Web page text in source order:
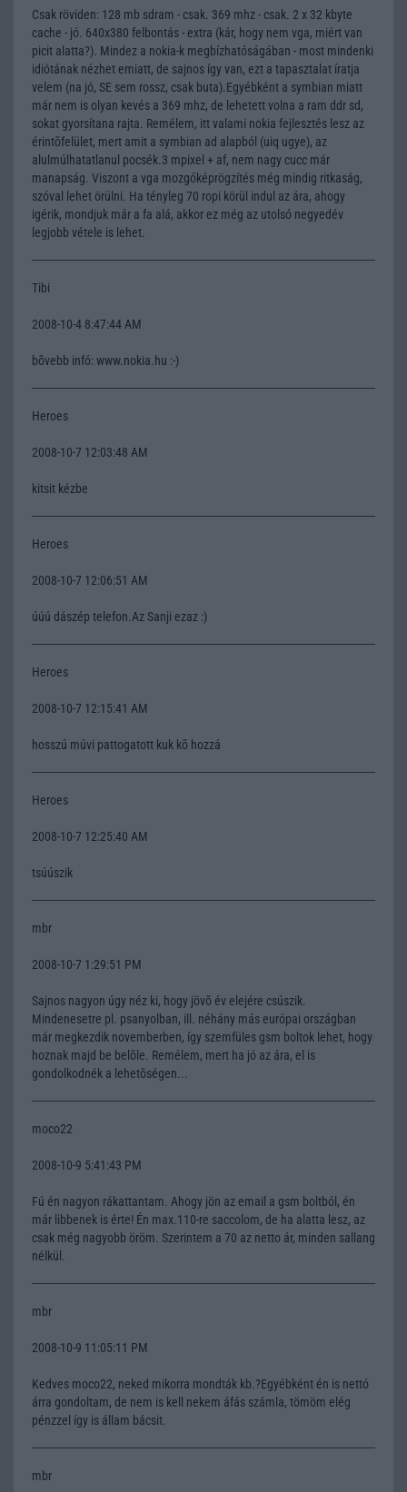
Csak röviden: 128 mb sdram - csak. 369 mhz - csak. 2 x 32 kbyte
cache - jó. 640x380 felbontás - extra (kár, hogy nem vga, miért van
picit alatta?). Mindez a nokia-k megbízhatóságában - most mindenki
idiótának nézhet emiatt, de sajnos így van, ezt a tapasztalat íratja
velem (na jó, SE sem rossz, csak buta).Egyébként a symbian miatt
már nem is olyan kevés a 369 mhz, de lehetett volna a ram ddr sd,
sokat gyorsítana rajta. Remélem, itt valami nokia fejlesztés lesz az
érintõfelület, mert amit a symbian ad alapból (uiq ugye), az
alulmúlhatatlanul pocsék.3 mpixel + af, nem nagy cucc már
manapság. Viszont a vga mozgóképrögzítés még mindig ritkaság,
szóval lehet örülni. Ha tényleg 70 ropi körül indul az ára, ahogy
igérik, mondjuk már a fa alá, akkor ez még az utolsó negyedév
legjobb vétele is lehet.
Tibi
2008-10-4 8:47:44 AM
bõvebb infó: www.nokia.hu :-)
Heroes
2008-10-7 12:03:48 AM
kitsit kézbe
Heroes
2008-10-7 12:06:51 AM
úúú dászép telefon.Az Sanji ezaz :)
Heroes
2008-10-7 12:15:41 AM
hosszú múvi pattogatott kuk kõ hozzá
Heroes
2008-10-7 12:25:40 AM
tsúúszik
mbr
2008-10-7 1:29:51 PM
Sajnos nagyon úgy néz ki, hogy jövõ év elejére csúszik.
Mindenesetre pl. psanyolban, ill. néhány más európai országban
már megkezdik novemberben, így szemfüles gsm boltok lehet, hogy
hoznak majd be belõle. Remélem, mert ha jó az ára, el is
gondolkodnék a lehetõségen...
moco22
2008-10-9 5:41:43 PM
Fú én nagyon rákattantam. Ahogy jön az email a gsm boltból, én
már libbenek is érte! Én max.110-re saccolom, de ha alatta lesz, az
csak még nagyobb öröm. Szerintem a 70 az netto ár, minden sallang
nélkül.
mbr
2008-10-9 11:05:11 PM
Kedves moco22, neked mikorra mondták kb.?Egyébként én is nettó
árra gondoltam, de nem is kell nekem áfás számla, tömöm elég
pénzzel így is állam bácsit.
mbr